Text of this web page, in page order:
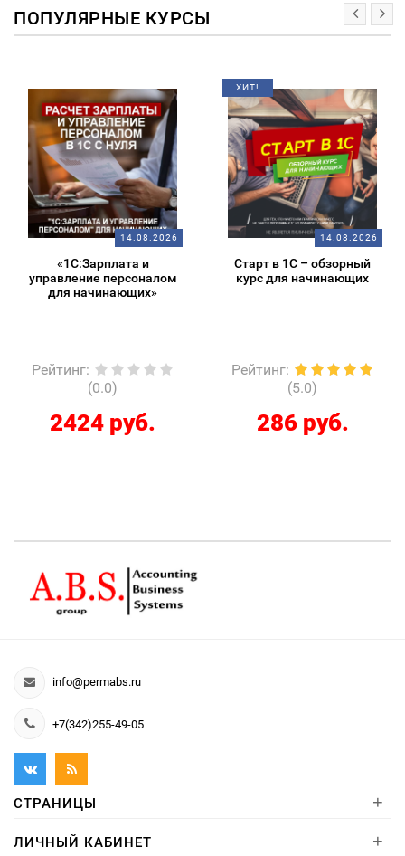
ПОПУЛЯРНЫЕ КУРСЫ
14.08.2026
«1С:Зарплата и
управление персоналом
для начинающих»
Рейтинг:
(0.0)
2424 руб.
ХИТ!
14.08.2026
Старт в 1С – обзорный
курс для начинающих
Рейтинг:
(5.0)
286 руб.
info@permabs.ru
+7(342)255-49-05
СТРАНИЦЫ +
ЛИЧНЫЙ КАБИНЕТ +